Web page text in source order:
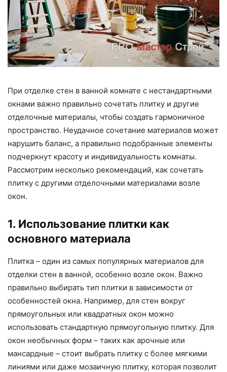
При отделке стен в ванной комнате с нестандартными
окнами важно правильно сочетать плитку и другие
отделочные материалы, чтобы создать гармоничное
пространство. Неудачное сочетание материалов может
нарушить баланс, а правильно подобранные элементы
подчеркнут красоту и индивидуальность комнаты.
Рассмотрим несколько рекомендаций, как сочетать
плитку с другими отделочными материалами возле
окон.
1. Использование плитки как
основного материала
Плитка – один из самых популярных материалов для
отделки стен в ванной, особенно возле окон. Важно
правильно выбирать тип плитки в зависимости от
особенностей окна. Например, для стен вокруг
прямоугольных или квадратных окон можно
использовать стандартную прямоугольную плитку. Для
окон необычных форм – таких как арочные или
мансардные – стоит выбрать плитку с более мягкими
линиями или даже мозаичную плитку, которая позволит